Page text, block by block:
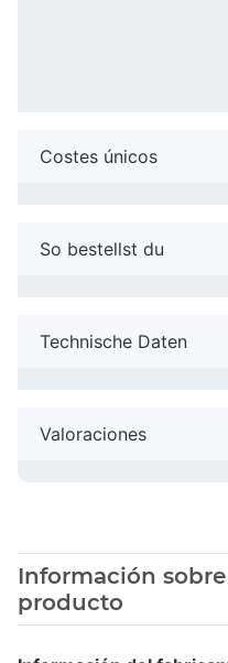
Costes únicos
So bestellst du
Technische Daten
Valoraciones
Información
producto